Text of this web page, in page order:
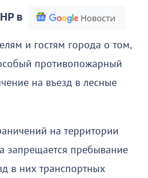
в
и гостям города о том,
противопожарный
на въезд в лесные
на территории
запрещается пребывание
в них транспортных